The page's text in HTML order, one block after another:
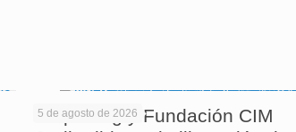
5 de agosto de 2026
Corpamag y Fundación CIM